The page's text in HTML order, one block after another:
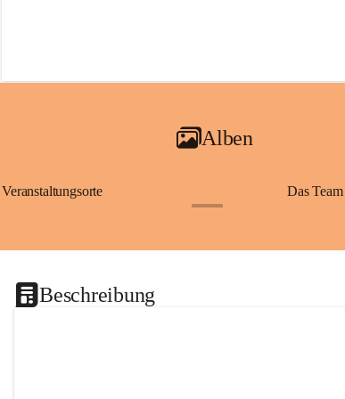
Alben
Veranstaltungsorte Das Team
Beschreibung